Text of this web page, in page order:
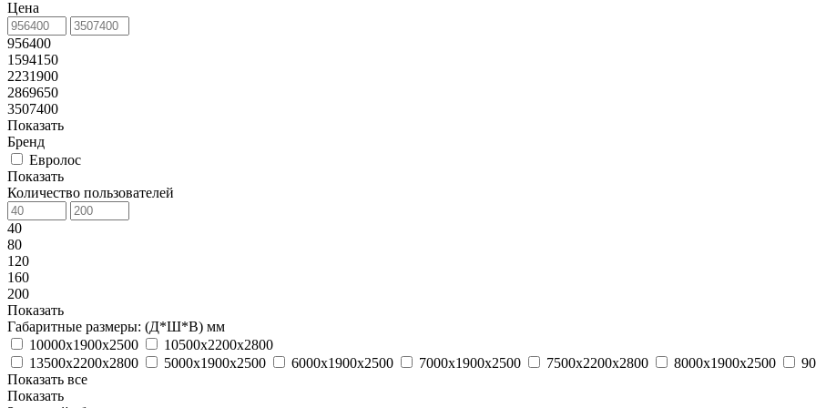
Цена
956400
1594150
2231900
2869650
3507400
Показать
Бренд
Евролос
Показать
Количество пользователей
40
80
120
160
200
Показать
Габаритные размеры: (Д*Ш*В) мм
10000х1900х2500
10500х2200х2800
13500х2200х2800
5000х1900х2500 6000х1900х2500 7000х1900х2500 7500х2200х2800 8000х1900х2500
Показать все
Показать